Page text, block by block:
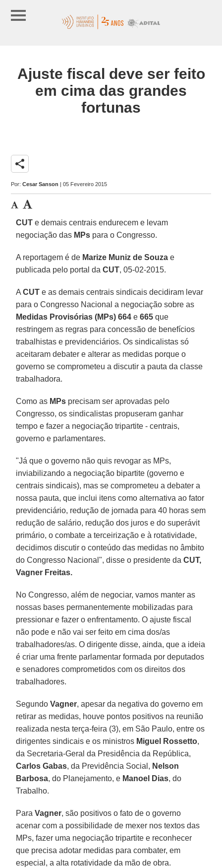
Ajuste fiscal deve ser feito
em cima das grandes
fortunas
share
Por:Cesar Sanson | 05 Fevereiro 2015
CUT e demais centrais endurecem e levam
negociação das MPs para o Congresso.
A reportagem é de Marize Muniz de Souza e
publicada pelo portal daCUT, 05-02-2015.
ACUT e as demais centrais sindicais decidiram levar
para o Congresso Nacional a negociação sobre as
Medidas Provisórias (MPs) 664 e665 que
restringem as regras para concessão de benefícios
trabalhistas e previdenciários. Os sindicalistas só
aceitaram debater e alterar as medidas porque o
governo se comprometeu a discutir a pauta da classe
trabalhadora.
Como as MPs precisam ser aprovadas pelo
Congresso, os sindicalistas propuseram ganhar
tempo e fazer a negociação tripartite - centrais,
governo e parlamentares.
"Já que o governo não quis revogar as MPs,
inviabilizando a negociação bipartite (governo e
centrais sindicais), mas se comprometeu a debater a
nossa pauta, que inclui itens como alternativa ao fator
previdenciário, redução de jornada para 40 horas sem
redução de salário, redução dos juros e do superávit
primário, o combate a terceirização e à rotatividade,
decidimos discutir o conteúdo das medidas no âmbito
do Congresso Nacional", disse o presidente da CUT,
Vagner Freitas.
No Congresso, além de negociar, vamos manter as
nossas bases permanentemente mobilizadas para
pressionar e fazer o enfrentamento. O ajuste fiscal
não pode e não vai ser feito em cima dos/as
trabalhadores/as. O dirigente disse, ainda, que a ideia
é criar uma frente parlamentar formada por deputados
e senadores comprometidos com os direitos dos
trabalhadores.
SegundoVagner, apesar da negativa do governo em
retirar as medidas, houve pontos positivos na reunião
realizada nesta terça-feira (3), em São Paulo, entre os
dirigentes sindicais e os ministros Miguel Rossetto,
da Secretaria-Geral da Presidência da República,
Carlos Gabas, da Previdência Social, Nelson
Barbosa, do Planejamento, e Manoel Dias, do
Trabalho.
ParaVagner, são positivos o fato de o governo
acenar com a possibilidade de mexer nos textos das
MPs, fazer uma negociação tripartite e reconhecer
que precisa adotar medidas para combater, em
especial, a alta rotatividade da mão de obra.